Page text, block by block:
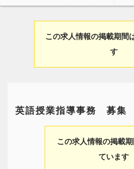
この求人情報の掲載期間
す
英語授業指導事務 募集
この求人情報の掲載
ています